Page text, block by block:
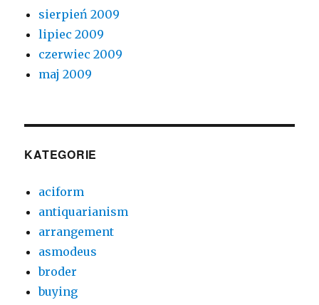
sierpień 2009
lipiec 2009
czerwiec 2009
maj 2009
KATEGORIE
aciform
antiquarianism
arrangement
asmodeus
broder
buying